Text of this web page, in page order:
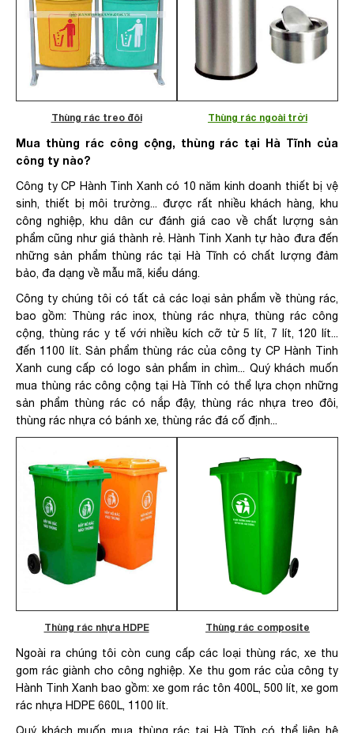
Thùng rác treo đôi Thùng rác ngoài trời
Mua thùng rác công cộng, thùng rác tại Hà Tĩnh của
công ty nào?
Công ty CP Hành Tinh Xanh có 10 năm kinh doanh thiết bị vệ
sinh, thiết bị môi trường... được rất nhiều khách hàng, khu
công nghiệp, khu dân cư đánh giá cao về chất lượng sản
phẩm cũng như giá thành rẻ. Hành Tinh Xanh tự hào đưa đến
những sản phẩm thùng rác tại Hà Tĩnh có chất lượng đảm
bảo, đa dạng về mẫu mã, kiểu dáng.
Công ty chúng tôi có tất cả các loại sản phẩm về thùng rác,
bao gồm: Thùng rác inox, thùng rác nhựa, thùng rác công
cộng, thùng rác y tế với nhiều kích cỡ từ 5 lít, 7 lít, 120 lít...
đến 1100 lít. Sản phẩm thùng rác của công ty CP Hành Tinh
Xanh cung cấp có logo sản phẩm in chìm... Quý khách muốn
mua thùng rác công cộng tại Hà Tĩnh có thể lựa chọn những
sản phẩm thùng rác có nắp đậy, thùng rác nhựa treo đôi,
thùng rác nhựa có bánh xe, thùng rác đá cố định...
Thùng rác nhựa HDPE Thùng rác composite
Ngoài ra chúng tôi còn cung cấp các loại thùng rác, xe thu
gom rác giành cho công nghiệp. Xe thu gom rác của công ty
Hành Tinh Xanh bao gồm: xe gom rác tôn 400L, 500 lít, xe gom
rác nhựa HDPE 660L, 1100 lít.
Quý khách muốn mua thùng rác tại Hà Tĩnh có thể liên hệ